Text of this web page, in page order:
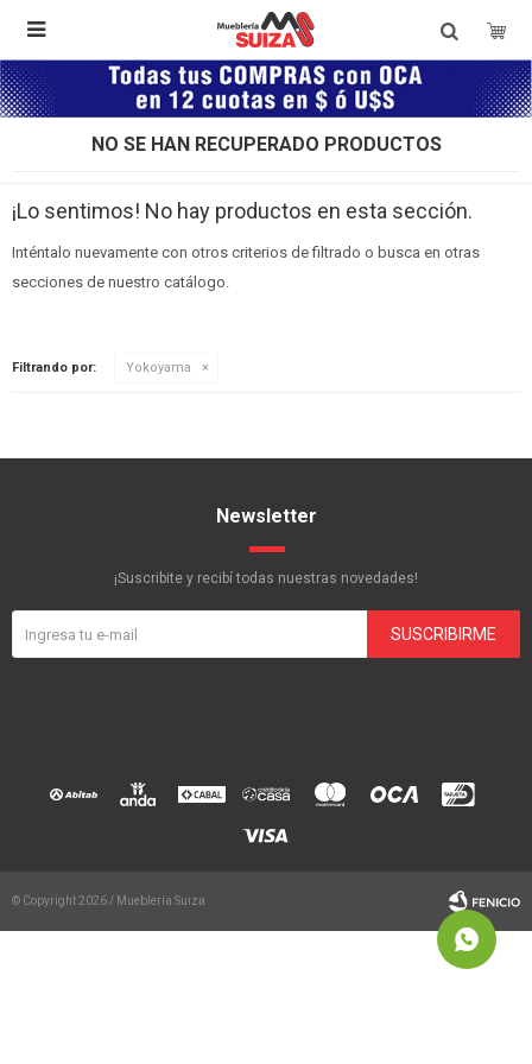

NO SE HAN RECUPERADO PRODUCTOS
¡Lo sentimos! No hay productos en esta sección.
Inténtalo nuevamente con otros criterios de filtrado o busca en otras
secciones de nuestro catálogo.
Filtrando por: Yokoyama
Newsletter
¡Suscribite y recibí todas nuestras novedades!
SUSCRIBIRME
© Copyright 2026 / Mueblería Suiza